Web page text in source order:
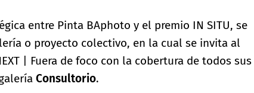
entre Pinta BAphoto y el premio IN SITU, se
o proyecto colectivo, en la cual se invita al
| Fuera de foco con la cobertura de todos sus
Consultorio.